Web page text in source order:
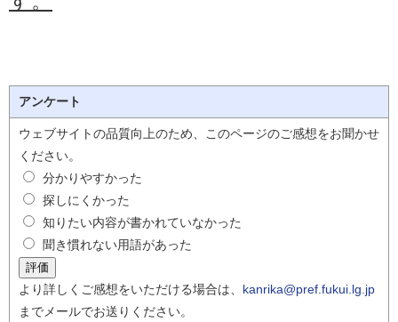
アンケート
ウェブサイトの品質向上のため、このページのご感想をお聞かせ
ください。
分かりやすかった
探しにくかった
知りたい内容が書かれていなかった
聞き慣れない用語があった
より詳しくご感想をいただける場合は、 kanrika@pref.fukui.lg.jp
までメールでお送りください。